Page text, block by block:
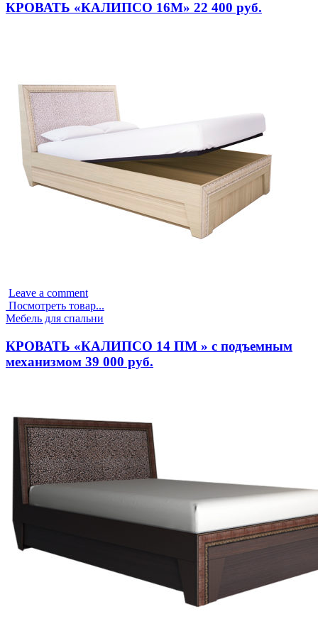
КРОВАТЬ «КАЛИПСО 16М» 22 400 руб.
Leave a comment
Посмотреть товар...
Опубликовано
Мебель для спальни
КРОВАТЬ «КАЛИПСО 14 ПМ » с подъемным
механизмом 39 000 руб.